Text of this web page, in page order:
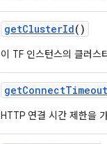
getClusterId()
이 TF 인스턴스의 클러스
getConnectTimeout
HTTP 연결 시간 제한을